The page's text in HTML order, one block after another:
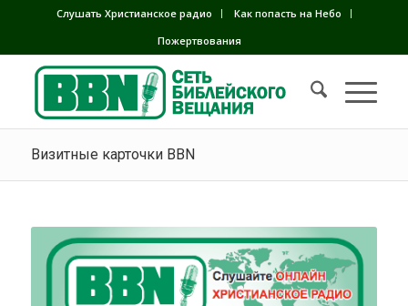
Слушать Христианское радио
Как попасть на Небо
Пожертвования
Визитные карточки BBN